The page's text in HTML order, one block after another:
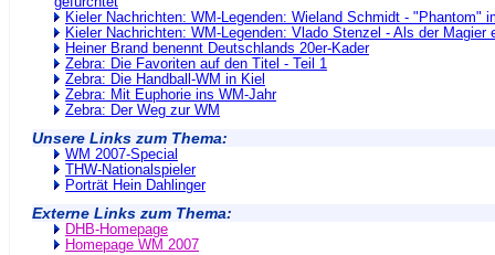
Kieler Nachrichten: WM-Legenden: Wieland Schmidt - "Phantom"
Kieler Nachrichten: WM-Legenden: Vlado Stenzel - Als der Magier
Heiner Brand benennt Deutschlands 20er-Kader
Zebra: Die Favoriten auf den Titel - Teil 1
Zebra: Die Handball-WM in Kiel
Zebra: Mit Euphorie ins WM-Jahr
Zebra: Der Weg zur WM
Unsere Links zum Thema:
WM 2007-Special
THW-Nationalspieler
Porträt Hein Dahlinger
Externe Links zum Thema:
DHB-Homepage
Homepage WM 2007